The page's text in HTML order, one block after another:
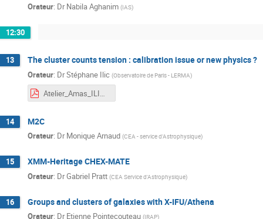
Orateur: Dr Nabila Aghanim (IAS)
12:30
13 The cluster counts tension : calibration issue or new physics ?
Orateur: DrStéphane Ilic (Observatoire de Paris - LERMA)
Atelier_Amas_ILIC.pdf
14 M2C
Orateur: Dr Monique Arnaud (CEA - service d'Astrophysique)
15 XMM-Heritage CHEX-MATE
Orateur: DrGabriel Pratt (CEA Service d'Astrophysique)
16 Groups and clusters of galaxies with X-IFU/Athena
Orateur: Dr Etienne Pointecouteau (IRAP)